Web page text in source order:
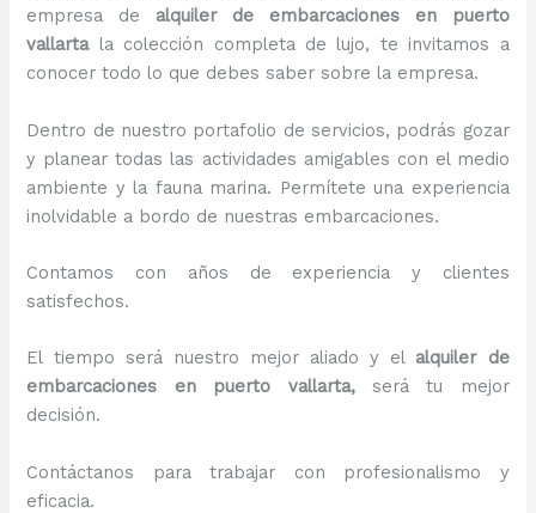
empresa de alquiler de embarcaciones en puerto
vallarta la colección completa de lujo, te invitamos a
conocer todo lo que debes saber sobre la empresa.
Dentro de nuestro portafolio de servicios, podrás gozar
y planear todas las actividades amigables con el medio
ambiente y la fauna marina. Permítete una experiencia
inolvidable a bordo de nuestras embarcaciones.
Contamos con años de experiencia y clientes
satisfechos.
El tiempo será nuestro mejor aliado y el alquiler de
embarcaciones en puerto vallarta, será tu mejor
decisión.
Contáctanos para trabajar con profesionalismo y
eficacia.